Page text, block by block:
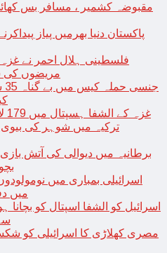
پاکستان دنیا بھرمیں پیاز
مریضوں کی
غزہ کے الشفا ہسپتال میں 179 لاشوں کی اجتماعی تدفین
برطانیہ میں دیوالی کی آتش
بچوں
میں
اسرائیل کو الشفا اسپتال کو بچانا
مصری کھلاڑی کا اسرائیلی کو